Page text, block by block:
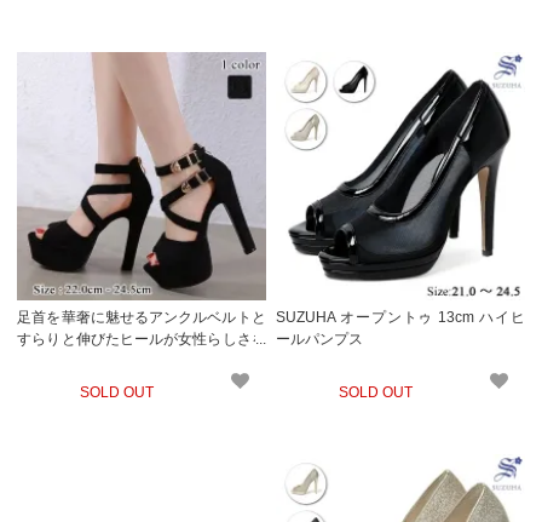
足首を華奢に魅せるアンクルベルトと
すらりと伸びたヒールが女性らしさを
RETSHOES)
SOLD OUT
SUZUHA オープントゥ 13cm ハイヒ
ールパンプス
SOLD OUT